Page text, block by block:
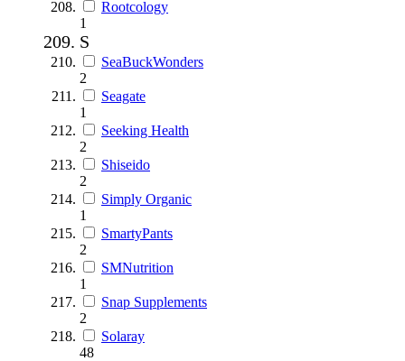
Rootcology
1
S
SeaBuckWonders
2
Seagate
1
Seeking Health
2
Shiseido
2
Simply Organic
1
SmartyPants
2
SMNutrition
1
Snap Supplements
2
Solaray
48